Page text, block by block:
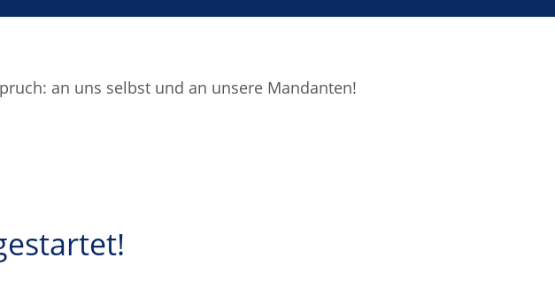
an uns selbst und an unsere Mandanten!